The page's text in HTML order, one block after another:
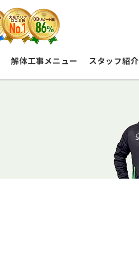
解体工事メニュー スタッフ紹介